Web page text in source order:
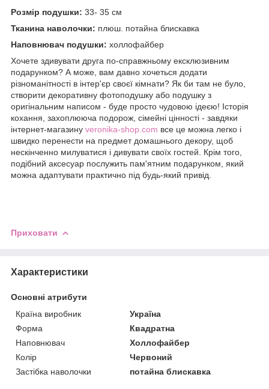
Розмір подушки: 33- 35 см
Тканина наволочки: плюш. потайна блискавка
Наповнювач подушки: холлофайбер
Хочете здивувати друга по-справжньому ексклюзивним
подарунком? А може, вам давно хочеться додати
різноманітності в інтер'єр своєї кімнати? Як би там не було,
створити декоративну фотоподушку або подушку з
оригінальним написом - буде просто чудовою ідеєю! Історія
кохання, захоплююча подорож, сімейні цінності - завдяки
інтернет-магазину veronika-shop.com все це можна легко і
швидко перенести на предмет домашнього декору, щоб
нескінченно милуватися і дивувати своїх гостей. Крім того,
подібний аксесуар послужить пам'ятним подарунком, який
можна адаптувати практично під будь-який привід.
Приховати
Характеристики
Основні атрибути
Країна виробник
Україна
Форма
Квадратна
Наповнювач
Холлофайбер
Колір
Червоний
Застібка наволочки
потайна блискавка